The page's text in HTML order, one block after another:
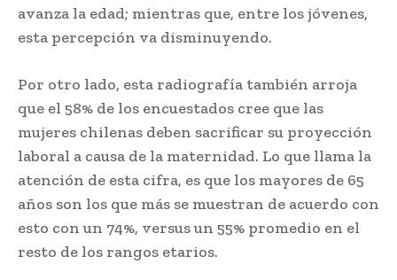
avanza la edad; mientras que, entre los jóvenes,
esta percepción va disminuyendo.
Por otro lado, esta radiografía también arroja
que el 58% de los encuestados cree que las
mujeres chilenas deben sacrificar su proyección
laboral a causa de la maternidad. Lo que llama la
atención de esta cifra, es que los mayores de 65
años son los que más se muestran de acuerdo con
esto con un 74%, versus un 55% promedio en el
resto de los rangos etarios.